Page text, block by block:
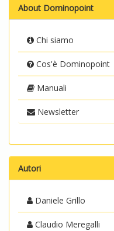
About Dominopoint
Chi siamo
Cos'è Dominopoint
Manuali
Newsletter
Autori
Daniele Grillo
Claudio Meregalli